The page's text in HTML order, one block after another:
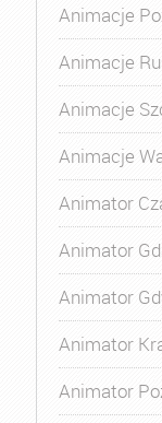
Animacje
Animacje
Animacje
Animacje
Animator
Animator
Animator
Animator
Animator